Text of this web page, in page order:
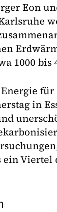
Eon
1000 bis
in
Viertel